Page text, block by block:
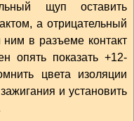
щуп оставить
а отрицательный
ним в разъеме контакт
опять показать +12-
цвета изоляции
и установить